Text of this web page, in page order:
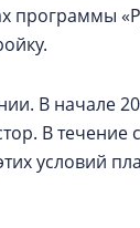
программы
В начале
В течение
условий